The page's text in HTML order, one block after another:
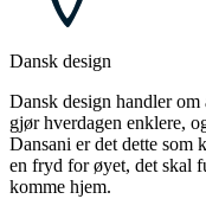
Dansk design
Dansk design handler om
gjør hverdagen enklere,
Dansani er det dette som
en fryd for øyet, det skal
komme hjem.